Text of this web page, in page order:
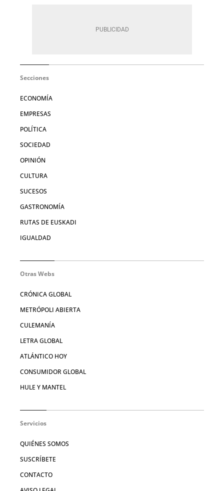
Secciones
ECONOMÍA
EMPRESAS
POLÍTICA
SOCIEDAD
OPINIÓN
CULTURA
SUCESOS
GASTRONOMÍA
RUTAS DE EUSKADI
IGUALDAD
Otras Webs
CRÓNICA GLOBAL
METRÓPOLI ABIERTA
CULEMANÍA
LETRA GLOBAL
ATLÁNTICO HOY
CONSUMIDOR GLOBAL
HULE Y MANTEL
Servicios
QUIÉNES SOMOS
SUSCRÍBETE
CONTACTO